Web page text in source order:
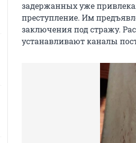
задержанных уже
преступление. Им
заключения под стражу.
устанавливают каналы